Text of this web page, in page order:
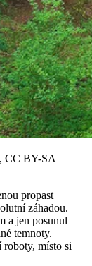
CC BY-SA
propast
záhadou.
a jen posunul
temnoty.
roboty, místo si